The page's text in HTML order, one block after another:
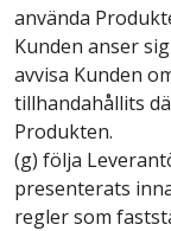
använda
Kunden anser
avvisa Kunden
tillhandahållits
Produkten.
(g) följa
presenterats
regler som